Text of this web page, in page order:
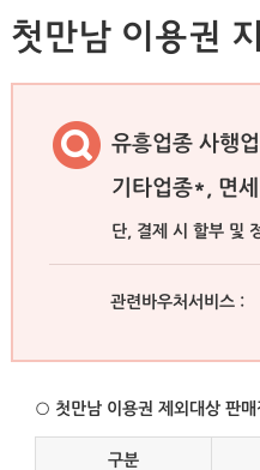
첫만남 이용권
유흥업종 사행
기타업종*, 면
단, 결제 시 할부 및
관련바우처서비스 :
○ 첫만남 이용권 제외대상 판매
구분